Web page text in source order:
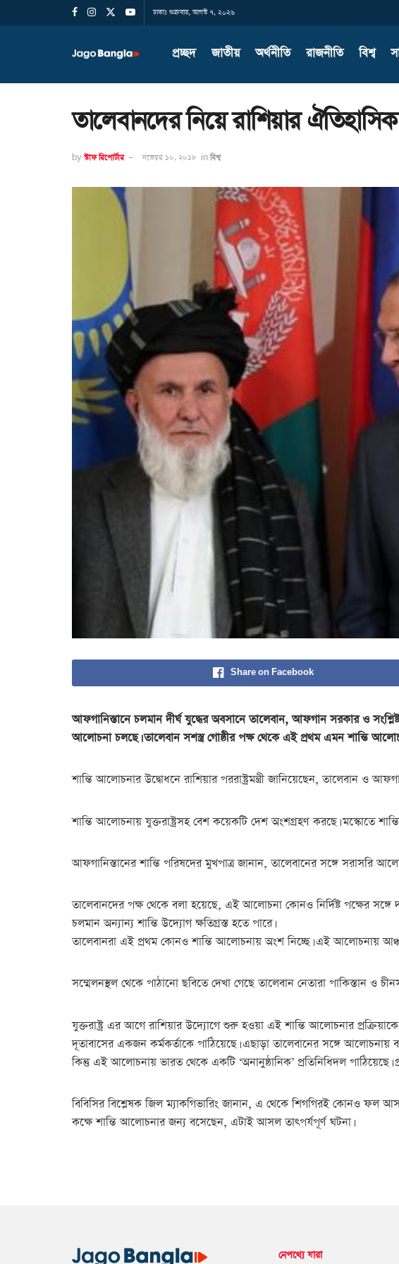
ঢাকাঃ শুক্রবার, আগস্ট ৭, ২০২৬
প্রচ্ছদ জাতীয় অর্থনীতি রাজনীতি বিশ্ব
তালেবানদের নিয়ে রাশিয়ার
by স্টাফ রিপোর্টার নভেম্বর ১০, ২০১৮ in বিশ্ব
Share on Facebook
আফগানিস্তানে চলমান দীর্ঘ যুদ্ধের অবসানে তালেবান, আফগান সরকার ও
আলোচনা চলছে। তালেবান সশস্ত্র গোষ্ঠীর পক্ষ থেকে এই প্রথম এমন শান্তি
শান্তি আলোচনার উদ্বোধনে রাশিয়ার পররাষ্ট্রমন্ত্রী জানিয়েছেন, তালেবান
শান্তি আলোচনায় যুক্তরাষ্ট্রসহ বেশ কয়েকটি দেশ অংশগ্রহণ করছে। মস্কোতে
আফগানিস্তানের শান্তি পরিষদের মুখপাত্র জানান, তালেবানের সঙ্গে
তালেবানদের পক্ষ থেকে বলা হয়েছে, এই আলোচনা কোনও নির্দিষ্ট পক্ষের
চলমান অন্যান্য শান্তি উদ্যোগ ক্ষতিগ্রস্ত হতে পারে।
তালেবানরা এই প্রথম কোনও শান্তি আলোচনায় অংশ নিচ্ছে। এই আলোচনায়
সম্মেলনস্থল থেকে পাঠানো ছবিতে দেখা গেছে তালেবান নেতারা পাকিস্তান ও
যুক্তরাষ্ট্র এর আগে রাশিয়ার উদ্যোগে শুরু হওয়া এই শান্তি আলোচনার প্রক্রিয়াকে
দূতাবাসের একজন কর্মকর্তাকে পাঠিয়েছে। এছাড়া তালেবানের সঙ্গে আলোচনায়
কিন্তু এই আলোচনায় ভারত থেকে একটি ‘অনানুষ্ঠানিক’ প্রতিনিধিদল
বিবিসির বিশ্লেষক জিল ম্যাকগিভারিং জানান, এ থেকে শিগগিরই কোনও ফল
কক্ষে শান্তি আলোচনার জন্য বসেছেন, এটাই আসল তাৎপর্যপূর্ণ ঘটনা।
নেপথ্যে যারা